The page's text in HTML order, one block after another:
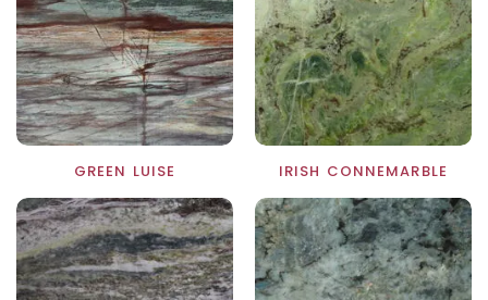
GREEN LUISE IRISH CONNEMARBLE